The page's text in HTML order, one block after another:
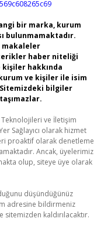
bir marka, kurum
bulunmamaktadır.
makaleler
haber niteliği
hakkında
ve kişiler ile isim
bilgiler
Teknolojileri ve İletişim
Sağlayıcı olarak hizmet
proaktif olarak denetleme
Ancak, üyelerimiz
olup, siteye üye olarak
düşündüğünüz
adresine bildirmeniz
kaldırılacaktır.